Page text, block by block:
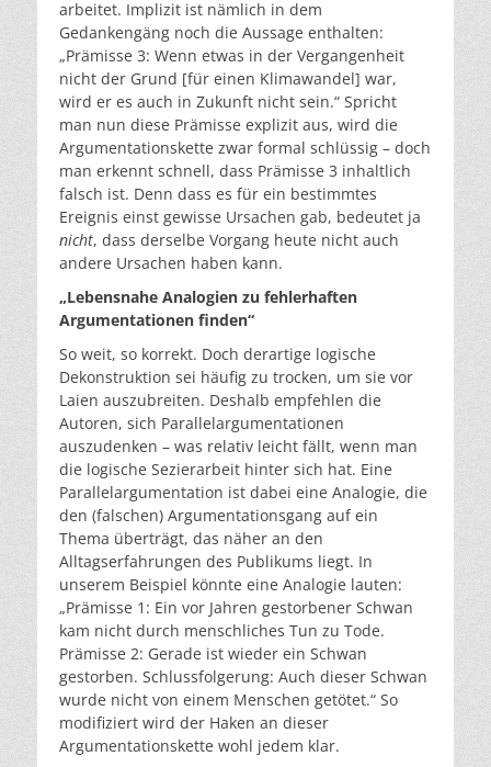
arbeitet. Implizit ist nämlich in dem
Gedankengäng noch die Aussage enthalten:
„Prämisse 3: Wenn etwas in der Vergangenheit
nicht der Grund [für einen Klimawandel] war,
wird er es auch in Zukunft nicht sein.“ Spricht
man nun diese Prämisse explizit aus, wird die
Argumentationskette zwar formal schlüssig – doch
man erkennt schnell, dass Prämisse 3 inhaltlich
falsch ist. Denn dass es für ein bestimmtes
Ereignis einst gewisse Ursachen gab, bedeutet ja
nicht, dass derselbe Vorgang heute nicht auch
andere Ursachen haben kann.
„Lebensnahe Analogien zu fehlerhaften
Argumentationen finden“
So weit, so korrekt. Doch derartige logische
Dekonstruktion sei häufig zu trocken, um sie vor
Laien auszubreiten. Deshalb empfehlen die
Autoren, sich Parallelargumentationen
auszudenken – was relativ leicht fällt, wenn man
die logische Sezierarbeit hinter sich hat. Eine
Parallelargumentation ist dabei eine Analogie, die
den (falschen) Argumentationsgang auf ein
Thema überträgt, das näher an den
Alltagserfahrungen des Publikums liegt. In
unserem Beispiel könnte eine Analogie lauten:
„Prämisse 1: Ein vor Jahren gestorbener Schwan
kam nicht durch menschliches Tun zu Tode.
Prämisse 2: Gerade ist wieder ein Schwan
gestorben. Schlussfolgerung: Auch dieser Schwan
wurde nicht von einem Menschen getötet.“ So
modifiziert wird der Haken an dieser
Argumentationskette wohl jedem klar.